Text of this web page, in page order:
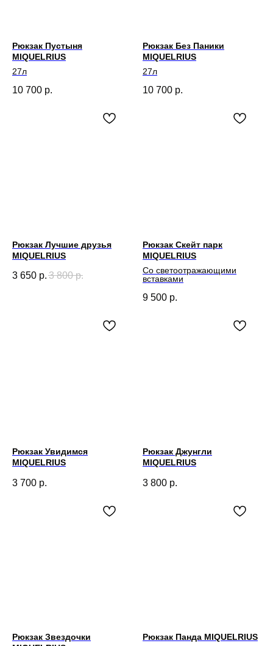
Рюкзак Пустыня
MIQUELRIUS
27л
10 700 р.
Рюкзак Без Паники
MIQUELRIUS
27л
10 700 р.
Рюкзак Лучшие друзья
MIQUELRIUS
3 650 р. 3 800 р.
Рюкзак Скейт парк
MIQUELRIUS
Со светоотражающими
вставками
9 500 р.
Рюкзак Увидимся
MIQUELRIUS
3 700 р.
Рюкзак Джунгли
MIQUELRIUS
3 800 р.
Рюкзак Звездочки
Рюкзак Панда MIQUELRIUS